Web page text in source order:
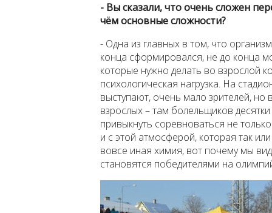
- Вы сказали, что очень сложен
чём основные сложности?
- Одна из главных в том, что
конца сформировался, не до конца
которые нужно делать во взрослой
психологическая нагрузка. На
выступают, очень мало зрителей,
взрослых – там болельщиков
привыкнуть соревноваться не
и с этой атмосферой, которая так
вовсе иная химия, вот почему мы
становятся победителями на